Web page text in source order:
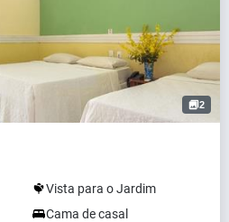
2
Vista para o Jardim
Cama de casal